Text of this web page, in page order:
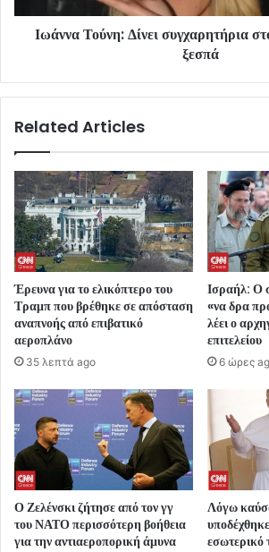
Ιωάννα Τούνη: Δίνει συγχαρητήρια
ξεσπά
Related Articles
Έρευνα για το ελικόπτερο του
Τραμπ που βρέθηκε σε απόσταση
αναπνοής από επιβατικό
αεροπλάνο
35 λεπτά ago
Ισραήλ: Ο
«να δρα
λέει ο
επιτελείου
6 ώρες
Ο Ζελένσκι ζήτησε από τον γγ
του ΝΑΤΟ περισσότερη βοήθεια
για την αντιαεροπορική άμυνα
Λόγω
εσωτερικό